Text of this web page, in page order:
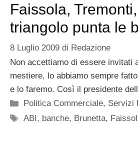
Faissola,
triangolo punta le
8 Luglio 2009 di Redazione
Non accettiamo di essere invitati
mestiere, lo abbiamo sempre
e lo faremo. Così il presidente
Categorie
Politica Commerciale, Servizi
Tag
ABI , banche, Brunetta,